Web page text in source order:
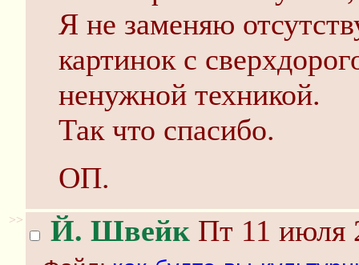
Я не заменяю
картинок с
ненужной техникой.
Так что спасибо.
ОП.
>> Й. Швейк Пт 11 июля